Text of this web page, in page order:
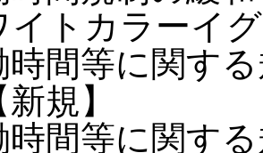
イトカラーイ
時間等に関す
規】
時間等に関す